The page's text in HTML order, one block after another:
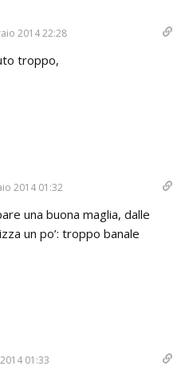
2014 22:28
troppo,
2014 01:32
una buona maglia, dalle
un po’: troppo banale
01:33